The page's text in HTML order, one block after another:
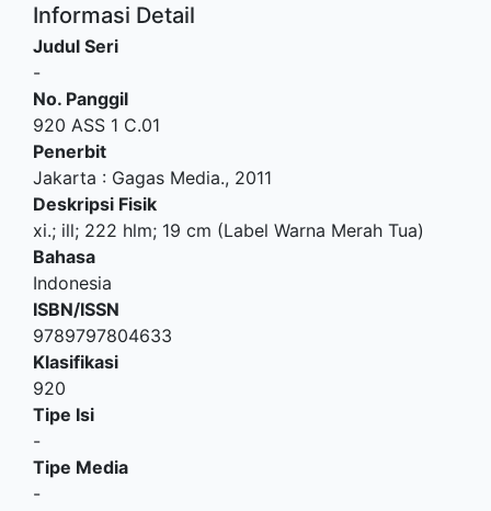
Informasi Detail
Judul Seri
-
No. Panggil
920 ASS 1 C.01
Penerbit
Jakarta : Gagas Media., 2011
Deskripsi Fisik
xi.; ill; 222 hlm; 19 cm (Label Warna Merah Tua)
Bahasa
Indonesia
ISBN/ISSN
9789797804633
Klasifikasi
920
Tipe Isi
-
Tipe Media
-